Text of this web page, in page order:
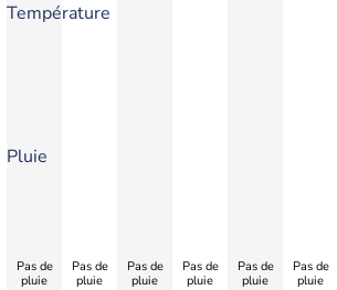
Température
Pluie
Pas de
pluie
Pas de
pluie
Pas de
pluie
Pas de
pluie
Pas de
pluie
Pas de
pluie